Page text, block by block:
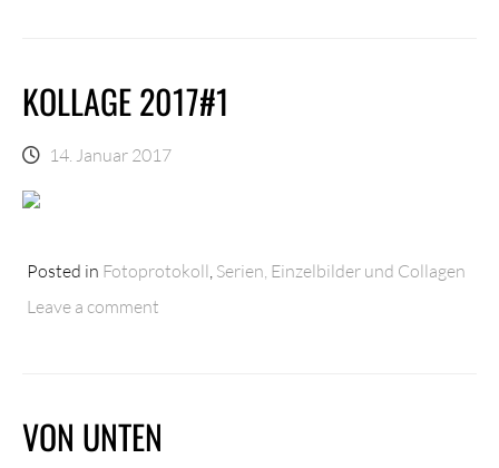
KOLLAGE 2017#1
14. Januar 2017
Posted in Fotoprotokoll Serien, Einzelbilder und Collagen
Leave a comment
VON UNTEN